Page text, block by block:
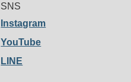
SNS
Instagram
YouTube
LINE